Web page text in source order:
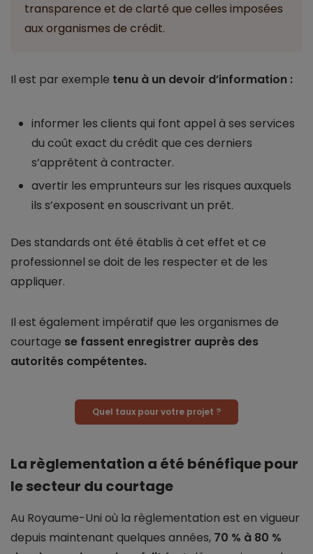
transparence et de clarté que celles imposées
aux organismes de crédit.
Il est par exemple tenu à un devoir d’information :
informer les clients qui font appel à ses services
du coût exact du crédit que ces derniers
s’apprêtent à contracter.
avertir les emprunteurs sur les risques auxquels
ils s’exposent en souscrivant un prêt.
Des standards ont été établis à cet effet et ce
professionnel se doit de les respecter et de les
appliquer.
Il est également impératif que les organismes de
courtage se fassent enregistrer auprès des
autorités compétentes.
Quel taux pour votre projet ?
La règlementation a été bénéfique pour
le secteur du courtage
Au Royaume-Uni où la règlementation est en vigueur
depuis maintenant quelques années, 70 % à 80 %